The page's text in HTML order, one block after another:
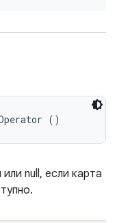
()
null, если карта